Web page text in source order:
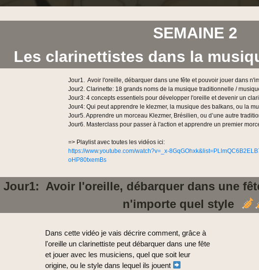
SEMAINE 2
Les clarinettistes dans la
Jour1. Avoir l'oreille, débarquer dans une fête et pouvoir jouer dans
Jour2. Clarinette: 18 grands noms de la musique traditionnelle /
Jour3: 4 concepts essentiels pour développer l'oreille et devenir un
Jour4: Qui peut apprendre le klezmer, la musique des balkans, ou la
Jour5. Apprendre un morceau Klezmer, Brésilien, ou d’une autre
Jour6. Masterclass pour passer à l'action et apprendre un premier
=> Playlist avec toutes les vidéos ici:
https://www.youtube.com/watch?v=_x-
oHP80txemBs
Jour1: Avoir l'oreille, débarquer dans une
n'importe quel style
Dans cette vidéo je vais décrire comment, grâce à
l'oreille un clarinettiste peut débarquer dans une fête
et jouer avec les musiciens, quel que soit leur
origine, ou le style dans lequel ils jouent